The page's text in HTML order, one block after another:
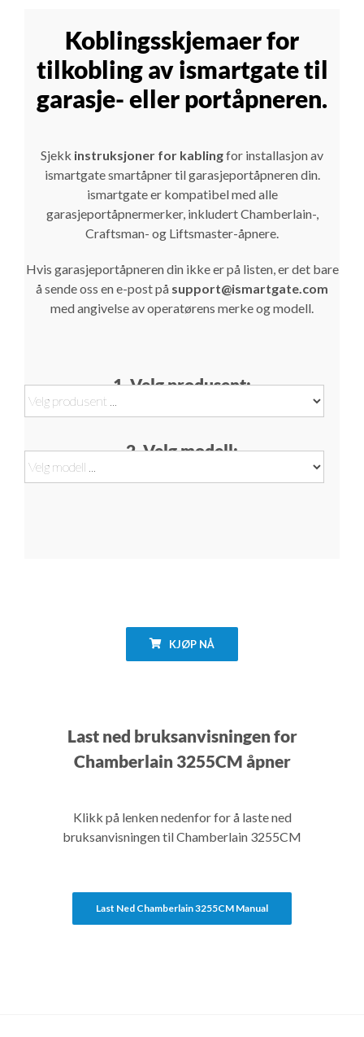
Koblingsskjemaer for
tilkobling av ismartgate til
garasje- eller portåpneren.
Sjekk instruksjoner for kablingfor installasjon av
ismartgate smartåpner til garasjeportåpneren din.
ismartgate er kompatibel med alle
garasjeportåpnermerker, inkludert Chamberlain-,
Craftsman- og Liftsmaster-åpnere.
Hvis garasjeportåpneren din ikke er på listen, er det bare
å sende oss en e-post på support@ismartgate.com
med angivelse av operatørens merke og modell.
1. Velg produsent:
2. Velg modell:
KJØP NÅ
Last ned bruksanvisningen for
Chamberlain 3255CM åpner
Klikk på lenken nedenfor for å laste ned
bruksanvisningen til Chamberlain 3255CM
Last Ned Chamberlain 3255CM Manual